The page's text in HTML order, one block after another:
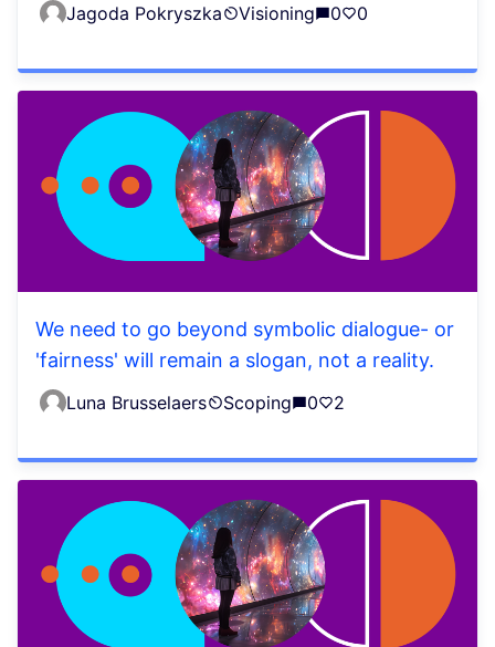
Jagoda Pokryszka Visioning 0 0
We need to go beyond symbolic dialogue- or
'fairness' will remain a slogan, not a reality.
Luna Brusselaers Scoping 0 2